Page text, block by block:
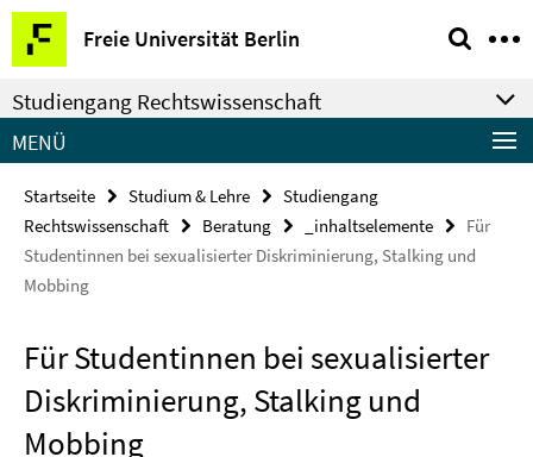
Springe
direkt
zu
Inhalt
Freie Universität Berlin
Service-
Navigation
Studiengang Rechtswissenschaft
MENÜ
Startseite Studium & Lehre
Studiengang
Rechtswissenschaft
Beratung _inhaltselemente
Für
Studentinnen bei sexualisierter Diskriminierung, Stalking und
Mobbing
Für Studentinnen bei sexualisierter
Diskriminierung, Stalking und
Mobbing